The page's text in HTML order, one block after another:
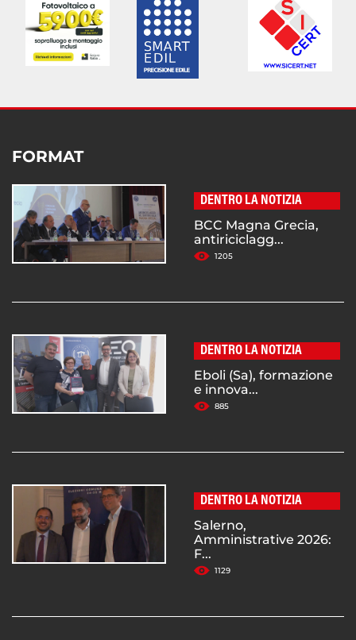
FORMAT
DENTRO LA NOTIZIA
BCC Magna Grecia,
antiriciclagg...
1205
DENTRO LA NOTIZIA
Eboli (Sa), formazione
e innova...
885
DENTRO LA NOTIZIA
Salerno,
Amministrative 2026:
F...
1129